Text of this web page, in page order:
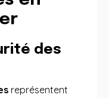
des
représentent